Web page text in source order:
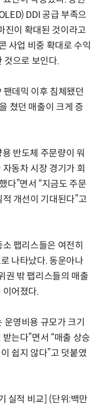
DDI 공급 부족으
진이 확대된 것이라고
사업 비중 확대로 수익
것으로 보인다.
데믹 이후 침체됐던
쳤던 매출이 크게 증
반도체 주문량이 워
동차 시장 경기가 회
다”면서 “지금도 주문
개선이 기대된다”고
팹리스들은 여전히
나타났다. 동운아나
권 밖 팹리스들의 매출
이어졌다.
운영비용 규모가 크기
는다”면서 “매출 상승
쉽지 않다”고 덧붙였
실적 비교] (단위:백만